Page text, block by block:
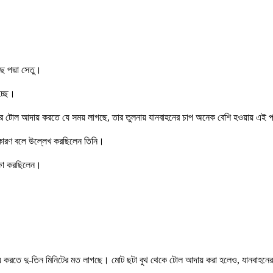
পদ্মা সেতু।
টোল আদায় করতে যে সময় লাগছে, তার তুলনায় যানবাহনের চাপ অনেক বেশি হওয়ায় এই
বলে উল্লেখ করছিলেন তিনি।
করছিলেন।
দু-তিন মিনিটের মত লাগছে। মোট ছটা বুথ থেকে টোল আদায় করা হলেও,